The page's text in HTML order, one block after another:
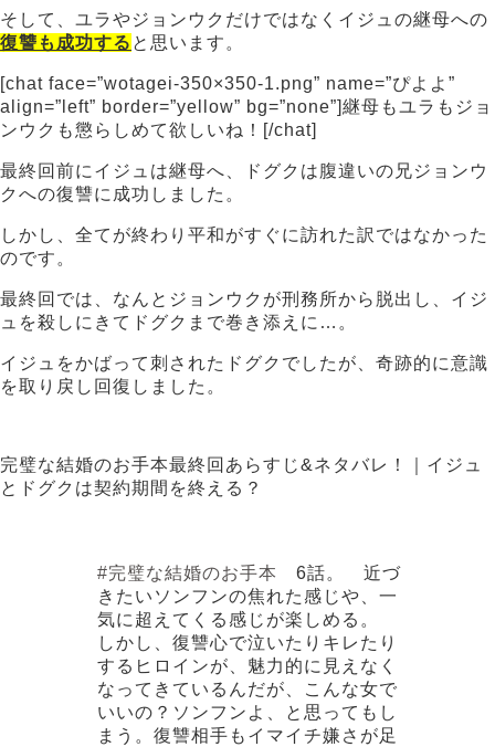
そして、ユラやジョンウクだけではなくイジュの継母への
復讐も成功する と思います。
[chat face=”wotagei-350×350-1.png” name=”ぴよよ”
align=”left” border=”yellow” bg=”none”]継母もユラもジョ
ンウクも懲らしめて欲しいね！[/chat]
最終回前にイジュは継母へ、ドグクは腹違いの兄ジョンウ
クへの復讐に成功しました。
しかし、全てが終わり平和がすぐに訪れた訳ではなかった
のです。
最終回では、なんとジョンウクが刑務所から脱出し、イジ
ュを殺しにきてドグクまで巻き添えに…。
イジュをかばって刺されたドグクでしたが、奇跡的に意識
を取り戻し回復しました。
完璧な結婚のお手本最終回あらすじ&ネタバレ！｜イジュ
とドグクは契約期間を終える？
#完璧な結婚のお手本
6話。 近づ
きたいソンフンの焦れた感じや、一
気に超えてくる感じが楽しめる。
しかし、復讐心で泣いたりキレたり
するヒロインが、魅力的に見えなく
なってきているんだが、こんな女で
いいの？ソンフンよ、と思ってもし
まう。復讐相手もイマイチ嫌さが足